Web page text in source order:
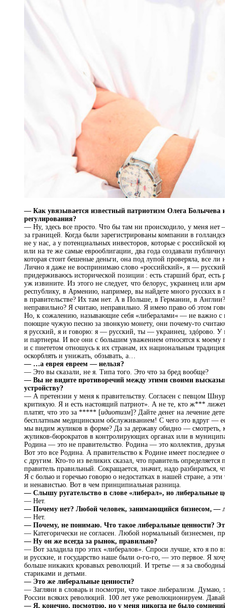
— Как увязывается известный патриотизм Олега Болычева
регулирования?
— Ну, здесь все просто. Что бы там ни происходило, у меня
за границей. Когда были зарегистрированы компании в
не у нас, а у потенциальных инвесторов, которые с
или на те же самые еврооблигации, два года создавали
которая стоит бешеные деньги, она под лупой проверяла, все ли
Лично я даже не воспринимаю слово «российский», я —
придерживаюсь исторической позиции : есть старший брат,
уж извините. Из этого не следует, что белорус, украинец или
республику, в Армению, например, вы найдете много русских в
в правительстве? Их там нет. А в Польше, в Германии, в
неправильно? Я считаю, неправильно. Я имею право об этом
Но, к сожалению, называющие себя «либералами« — не важно
поющие чужую песню за звонкую монету, они почему-то
я русский, я и говорю: я — русский, ты — украинец, здóрово.
и партнеры. И все они с большим уважением относятся к моему
и с пиететом отношусь к их странам, их национальным
оскорблять и унижать, обзывать, а…
— …а еврея евреем — нельзя?
— Это вы сказали, не я. Типа того. Это что за бред вообще?
— Вы не видите противоречий между этими своими
устройству?
— А претензии у меня к правительству. Согласен с певцом
критикую. Я и есть настоящий патриот». А не те, кто ж***
платят, что это за ***** [идиотизм]? Дайте денег на лечение
бесплатным медицинским обслуживанием! С чего это вдруг —
мы видим жуликов в форме? Да за державу обидно —
жуликов‑бюрократов в контролирующих органах или в
Родина — это не правительство. Родина — это коллектив,
Вот это все Родина. А правительство к Родине имеет
с другим. Кто-то из великих сказал, что правитель
правитель правильный. Сокращается, значит, надо разбираться,
Я с болью и горечью говорю о недостатках в нашей стране, а
и ненавистью. Вот в чем принципиальная разница.
— Слышу ругательство в слове «либерал», но
— Нет.
— Почему нет? Любой человек, занимающийся бизнесом, —
— Нет.
— Почему, не понимаю. Что такое либеральные ценности?
— Категорически не согласен. Любой нормальный бизнесмен,
— Ну он же всегда за рынок, правильно?
— Вот заладила про этих «либералов». Спроси лучше, кто я по
и русские, и государство наше были о-го-го, — это первое. Я
больше никаких кровавых революций. И третье — я за
стариками и детьми.
— Это же либеральные ценности?
— Загляни в словарь и посмотри, что такое либерализм.
России всяких революций. 100 лет уже революционируем.
— Я, конечно, посмотрю, но у меня никогда не было